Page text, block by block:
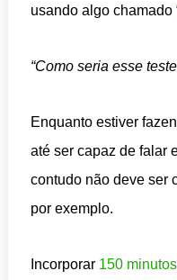
usando algo chamado
“Como seria esse
Enquanto estiver
até ser capaz de falar
contudo não deve ser
por exemplo.
Incorporar 150